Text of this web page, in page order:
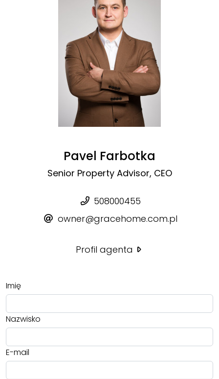
Pavel Farbotka
Senior Property Advisor, CEO
508000455
owner@gracehome.com.pl
Profil agenta
Imię
Nazwisko
E-mail